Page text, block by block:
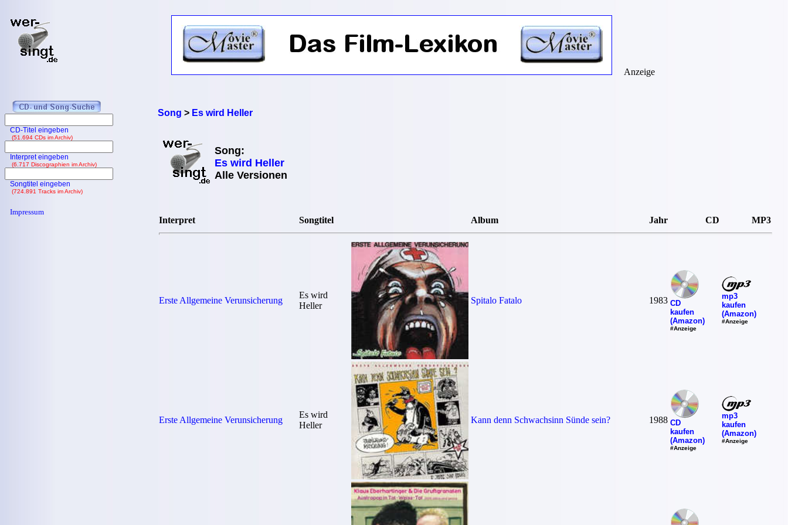
Song > Es wird Heller
Song:
Es wird Heller
Alle Versionen
Interpret Songtitel Album Jahr CD MP3
Erste Allgemeine Verunsicherung
Es wird
Heller
Spitalo Fatalo 1983 CD
kaufen
(Amazon)
#Anzeige
mp3
kaufen
(Amazon)
#Anzeige
Erste Allgemeine Verunsicherung
Es wird
Heller
Kann denn Schwachsinn Sünde sein? 1988 CD
kaufen
(Amazon)
#Anzeige
mp3
kaufen
(Amazon)
#Anzeige
Anzeige
CD-Titel eingeben
(51.694 CDs im Archiv)
Interpret eingeben
(6.717 Discographien im Archiv)
Songtitel eingeben
(724.891 Tracks im Archiv)
Impressum